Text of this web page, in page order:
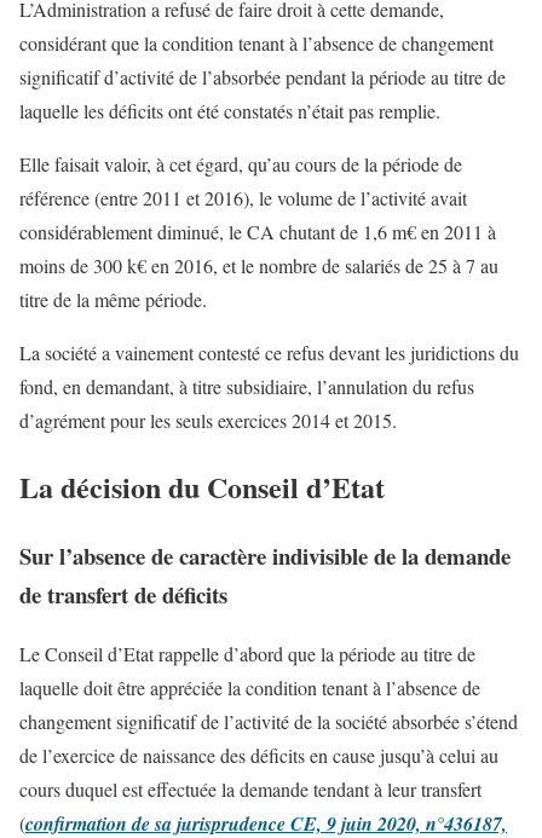
L’Administration a refusé de faire droit à cette demande,
considérant que la condition tenant à l’absence de changement
significatif d’activité de l’absorbée pendant la période au titre de
laquelle les déficits ont été constatés n’était pas remplie.
Elle faisait valoir, à cet égard, qu’au cours de la période de
référence (entre 2011 et 2016), le volume de l’activité avait
considérablement diminué, le CA chutant de 1,6 m€ en 2011 à
moins de 300 k€ en 2016, et le nombre de salariés de 25 à 7 au
titre de la même période.
La société a vainement contesté ce refus devant les juridictions du
fond, en demandant, à titre subsidiaire, l’annulation du refus
d’agrément pour les seuls exercices 2014 et 2015.
La décision du Conseil d’Etat
Sur l’absence de caractère indivisible de la demande
de transfert de déficits
Le Conseil d’Etat rappelle d’abord que la période au titre de
laquelle doit être appréciée la condition tenant à l’absence de
changement significatif de l’activité de la société absorbée s’étend
de l’exercice de naissance des déficits en cause jusqu’à celui au
cours duquel est effectuée la demande tendant à leur transfert
(confirmation de sa jurisprudenceCE, 9 juin 2020, n°436187,